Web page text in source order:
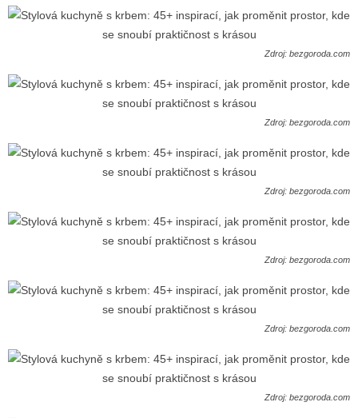
Zdroj: bezgoroda.com
Zdroj: bezgoroda.com
Zdroj: bezgoroda.com
Zdroj: bezgoroda.com
Zdroj: bezgoroda.com
Zdroj: bezgoroda.com